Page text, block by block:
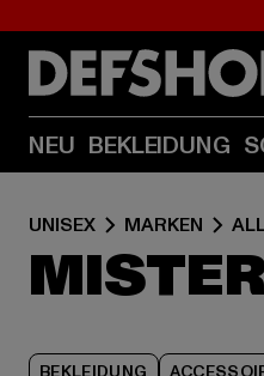
NEU BEKLEIDUNG
UNISEX MARKEN